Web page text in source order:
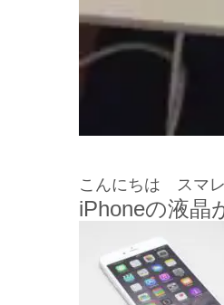
こんにちは スマ
iPhoneの液晶